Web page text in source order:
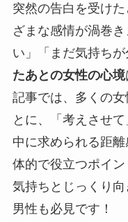
突然の告白を受け
ざまな感情が渦巻
い」「まだ気持ちが
たあとの女性の心境
記事では、多くの
とに、「考えさせ
中に求められる距
体的で役立つポイ
気持ちとじっくり
男性も必見です！